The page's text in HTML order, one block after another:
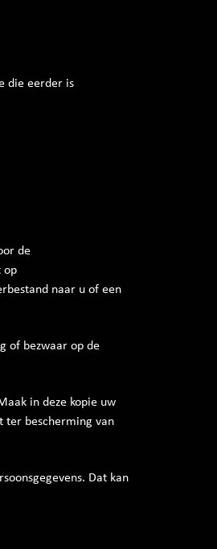
die eerder is
de
op
naar u of een
of bezwaar op de
in deze kopie uw
ter bescherming van
Dat kan